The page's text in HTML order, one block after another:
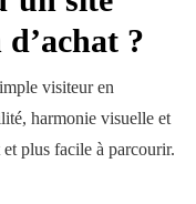
?
visiteur en
harmonie visuelle et
plus facile à parcourir.